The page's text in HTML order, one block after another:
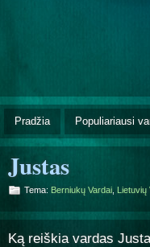
Pradžia Populiariausi
Justas
Tema: Berniukų Vardai Lietuvių
Ką reiškia vardas